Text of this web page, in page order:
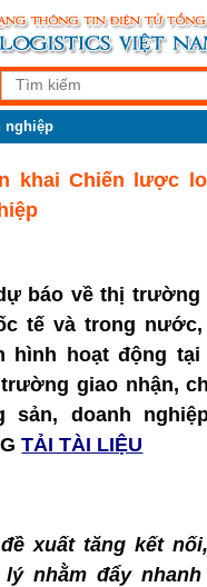
nghiệp
khai Chiến lược
báo về thị trường
tế và trong
hình hoạt động tại
giao nhận,
sản, doanh
TẢI TÀI LIỆU
xuất tăng kết
nhằm đẩy